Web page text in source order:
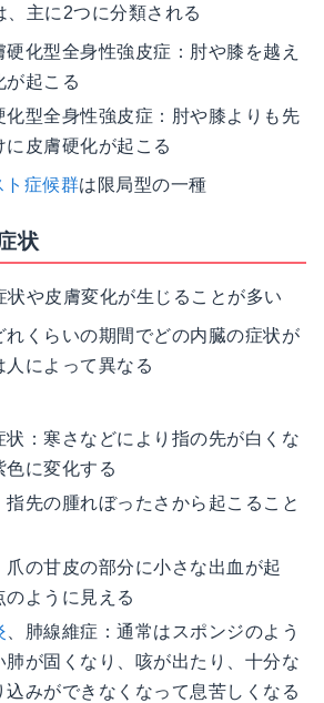
、主に2つに分類される
硬化型全身性強皮症：肘や膝を越え
が起こる
化型全身性強皮症：肘や膝よりも先
に皮膚硬化が起こる
ト症候群は限局型の一種
状
状や皮膚変化が生じることが多い
れくらいの期間でどの内臓の症状が
人によって異なる
状：寒さなどにより指の先が白くな
色に変化する
指先の腫れぼったさから起こること
爪の甘皮の部分に小さな出血が起
のように見える
、肺線維症：通常はスポンジのよう
肺が固くなり、咳が出たり、十分な
込みができなくなって息苦しくなる